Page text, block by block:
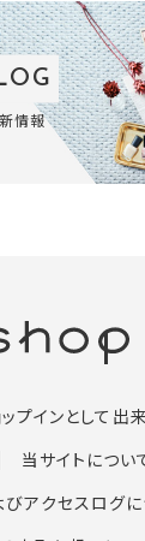
情報
プインとして出
当サイトについ
びアクセスログに